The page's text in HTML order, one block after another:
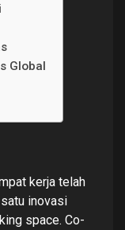
Global
kerja telah
inovasi
space. Co-